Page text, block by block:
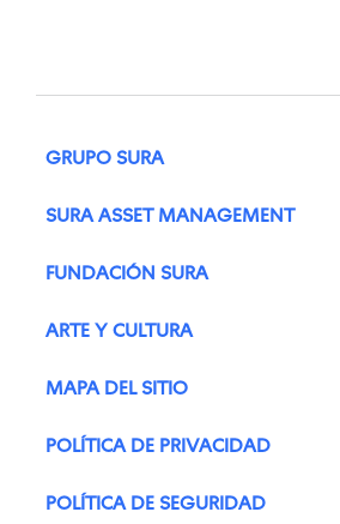
GRUPO SURA
SURA ASSET MANAGEMENT
FUNDACIÓN SURA
ARTE Y CULTURA
MAPA DEL SITIO
POLÍTICA DE PRIVACIDAD
POLÍTICA DE SEGURIDAD